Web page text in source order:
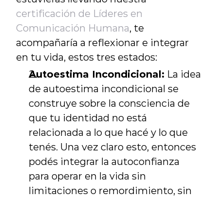
certificación de Líderes en
Comunicación Humana, te
acompañaría a reflexionar e integrar
en tu vida, estos tres estados:
Autoestima Incondicional: La idea
de autoestima incondicional se
construye sobre la consciencia de
que tu identidad no está
relacionada a lo que hacé y lo que
tenés. Una vez claro esto, entonces
podés integrar la autoconfianza
para operar en la vida sin
limitaciones o remordimiento, sin